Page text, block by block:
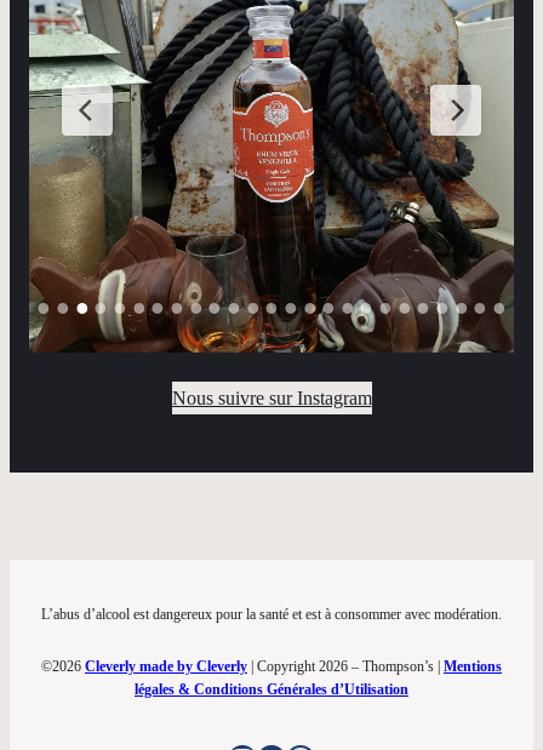
Nous suivre sur Instagram
L’abus d’alcool est dangereux pour la santé et est à consommer avec modération.
©2026 Cleverly made by Cleverly | Copyright 2026 – Thompson’s | Mentions
légales & Conditions Générales d’Utilisation